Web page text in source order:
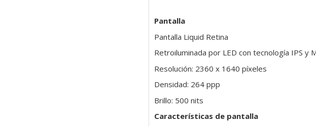
Pantalla
Pantalla Liquid Retina
Retroiluminada por LED con tecnología IPS y
Resolución: 2360 x 1640 píxeles
Densidad: 264 ppp
Brillo: 500 nits
Características de pantalla